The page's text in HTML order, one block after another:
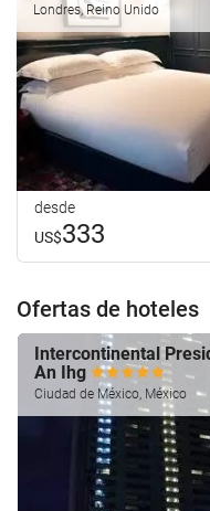
Londres, Reino Unido
desde
US$333
Ofertas de hoteles
Intercontinental
An Ihg
Ciudad de México, México